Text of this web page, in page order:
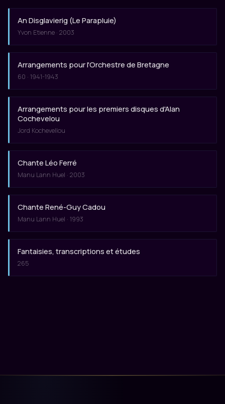
An Disglavierig (Le Parapluie)
Yvon Etienne · 2003
Arrangements pour l'Orchestre de Bretagne
60 · 1941-1943
Arrangements pour les premiers disques d'Alan
Cochevelou
Jord Kochevellou
Chante Léo Ferré
Manu Lann Huel · 2003
Chante René-Guy Cadou
Manu Lann Huel · 1993
Fantaisies, transcriptions et études
265